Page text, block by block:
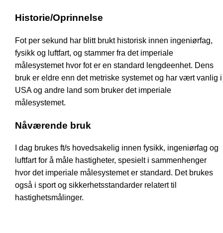
Historie/Oprinnelse
Fot per sekund har blitt brukt historisk innen ingeniørfag,
fysikk og luftfart, og stammer fra det imperiale
målesystemet hvor fot er en standard lengdeenhet. Dens
bruk er eldre enn det metriske systemet og har vært vanlig i
USA og andre land som bruker det imperiale
målesystemet.
Nåværende bruk
I dag brukes ft/s hovedsakelig innen fysikk, ingeniørfag og
luftfart for å måle hastigheter, spesielt i sammenhenger
hvor det imperiale målesystemet er standard. Det brukes
også i sport og sikkerhetsstandarder relatert til
hastighetsmålinger.